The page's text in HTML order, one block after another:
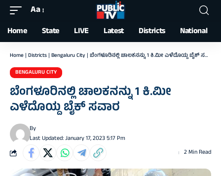
Font
Resizer
Aa
Home State LIVE Latest Districts National
Home | Districts | Bengaluru City | ಬೆಂಗಳೂರಿನಲ್ಲಿ ಚಾಲಕನನ್ನು 1 ಕಿ.ಮೀ ಎಳೆದೊಯ್ದ ಬೈಕ್ ಸವಾರ
BENGALURU CITY
ಬೆಂಗಳೂರಿನಲ್ಲಿ ಚಾಲಕನನ್ನು 1 ಕಿ.ಮೀ
ಎಳೆದೊಯ್ದ ಬೈಕ್ ಸವಾರ
Last Updated: January 17, 2023 5:17 Pm
By
2 Min Read